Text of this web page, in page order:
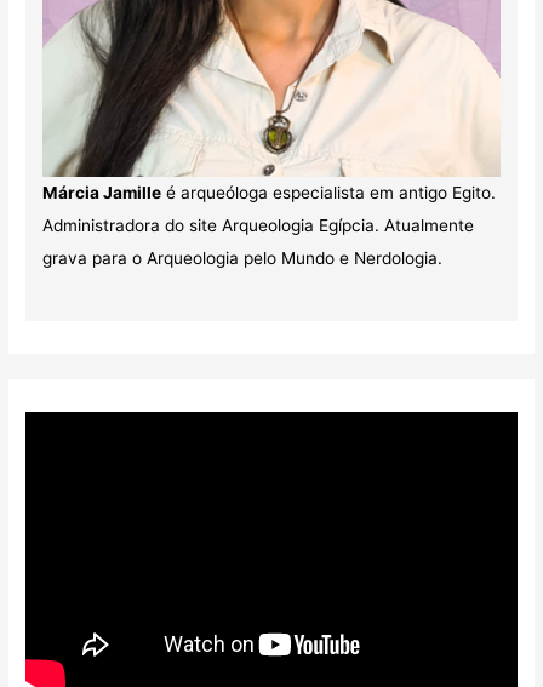
Márcia Jamilleé arqueóloga especialista em antigo Egito.
Administradora do site Arqueologia Egípcia. Atualmente
grava para o Arqueologia pelo Mundo e Nerdologia.